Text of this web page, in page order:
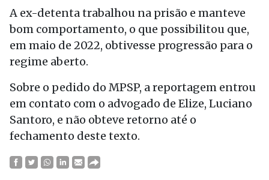
A ex-detenta trabalhou na prisão e manteve
bom comportamento, o que possibilitou que,
em maio de 2022, obtivesse progressão para o
regime aberto.
Sobre o pedido do MPSP, a reportagem entrou
em contato com o advogado de Elize, Luciano
Santoro, e não obteve retorno até o
fechamento deste texto.